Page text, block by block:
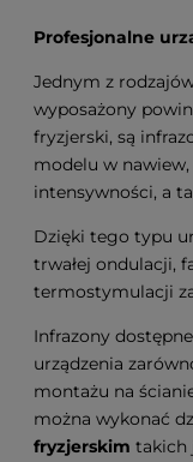
Profesjonalne
Jednym z
wyposażony
fryzjerski, są
modelu w
intensywności, a
Dzięki tego typu
trwałej ondulacji,
termostymulacji
Infrazony
urządzenia
montażu na
można wykonać
fryzjerskim takich